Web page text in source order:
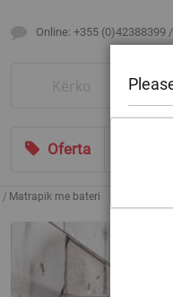
Online: +355 (0)42388399
Oferta Bli
Matrapik me bateri